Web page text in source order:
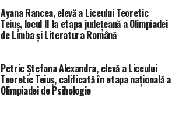
Ayana Rancea, elevă a Liceului Teoretic
Teiuș, locul II la etapa județeană a Olimpiadei
de Limba și Literatura Română
Petric Ștefana Alexandra, elevă a Liceului
Teoretic Teiuș, calificată în etapa națională a
Olimpiadei de Psihologie